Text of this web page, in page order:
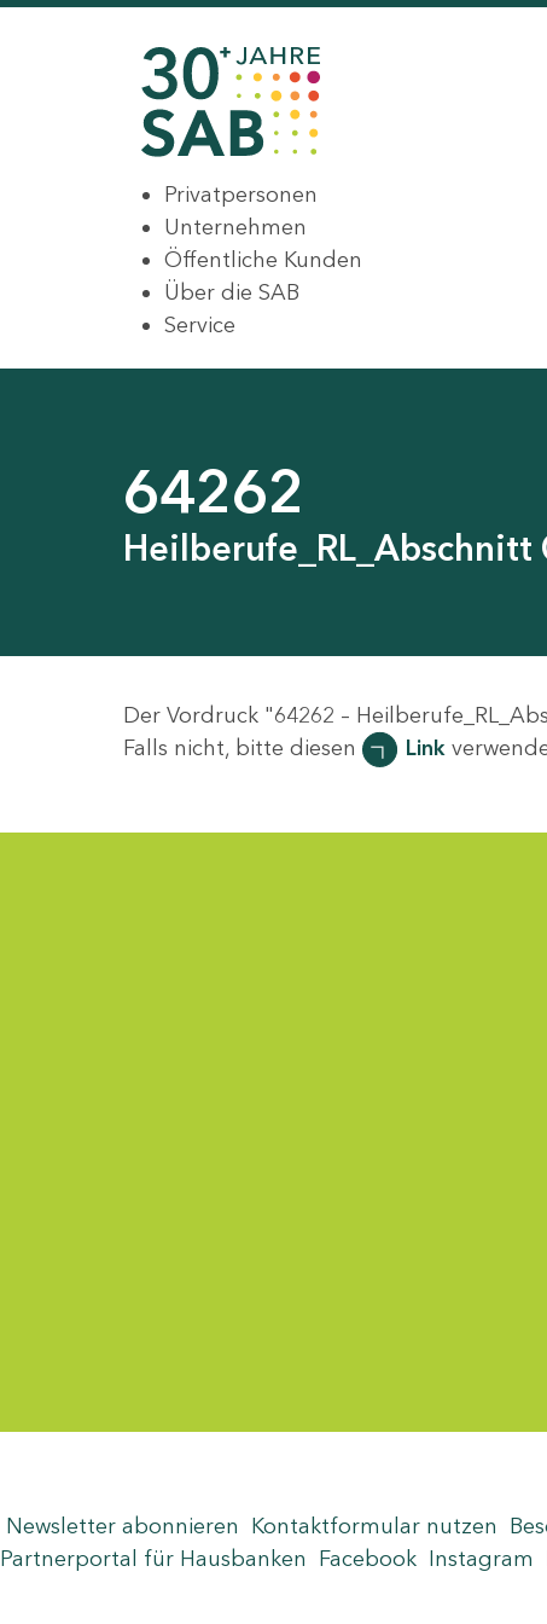
Privatpersonen
Unternehmen
Öffentliche Kunden
Über die SAB
Service
64262
Heilberufe_RL_Abschnitt
Der Vordruck "64262 –
Falls nicht, bitte diesen
Link
Newsletter abonnieren Kontaktformular nutzen
Partnerportal für Hausbanken Facebook Instagram